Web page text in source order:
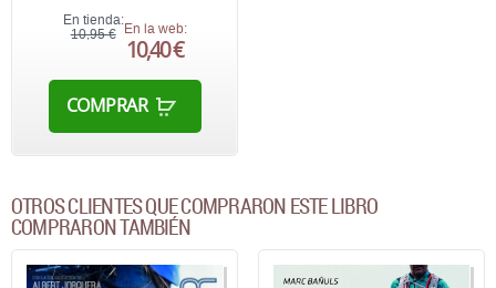
En tienda:
10,95 € En la web:
10,40 €
COMPRAR
OTROS CLIENTES QUE COMPRARON ESTE LIBRO
COMPRARON TAMBIÉN